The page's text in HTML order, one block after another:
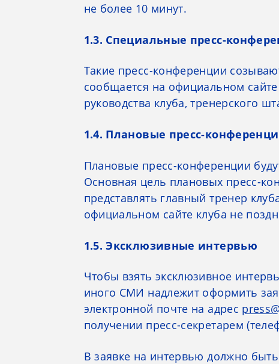
не более 10 минут.
1.3. Специальные пресс-
Такие пресс-конференции
сообщается на официальном сайте
руководства клуба, тренерского
1.4. Плановые пресс-
Плановые пресс-конференции
Основная цель плановых пресс-
представлять главный тренер
официальном сайте клуба не
1.5. Эксклюзивные интервью
Чтобы взять эксклюзивное
иного СМИ надлежит оформить
электронной почте на адрес
получении пресс-секретарем
В заявке на интервью должно быть